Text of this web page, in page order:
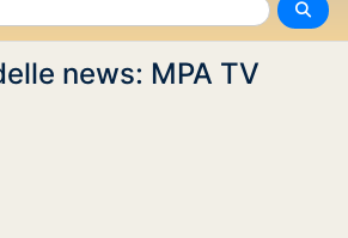
news: MPA TV